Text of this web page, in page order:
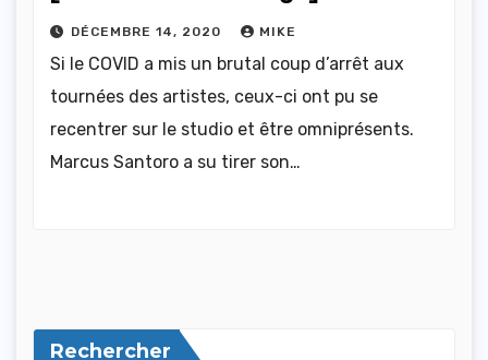
DÉCEMBRE 14, 2020 MIKE
Si le COVID a mis un brutal coup d’arrêt aux
tournées des artistes, ceux-ci ont pu se
recentrer sur le studio et être omniprésents.
Marcus Santoro a su tirer son…
Rechercher